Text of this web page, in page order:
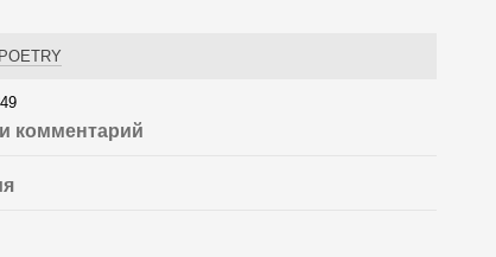
комментарий